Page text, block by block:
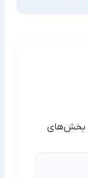
بخش‌های